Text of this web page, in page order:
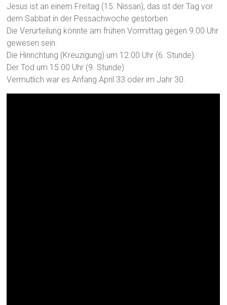
Jesus ist an einem Freitag (15. Nissan), das ist der Tag vor
dem Sabbat in der Pessachwoche gestorben
Die Verurteilung könnte am frühen Vormittag gegen 9.00 Uhr
gewesen sein.
Die Hinrichtung (Kreuzigung) um 12.00 Uhr (6. Stunde).
Der Tod um 15.00 Uhr (9. Stunde).
Vermutlich war es Anfang April 33 oder im Jahr 30.